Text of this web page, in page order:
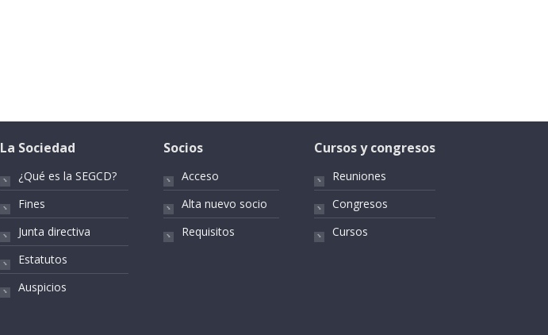
La Sociedad
¿Qué es la SEGCD?
Fines
Junta directiva
Estatutos
Auspicios
Socios
Acceso
Alta nuevo socio
Requisitos
Cursos y congresos
Reuniones
Congresos
Cursos